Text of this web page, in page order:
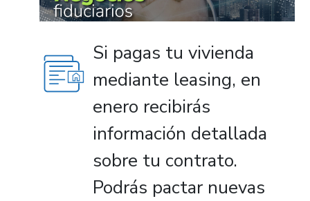
Si pagas tu vivienda
mediante leasing, en
enero recibirás
información detallada
sobre tu contrato.
Podrás pactar nuevas